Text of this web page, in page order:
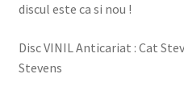
discul este ca si nou !
Disc VINIL Anticariat : Cat
Stevens